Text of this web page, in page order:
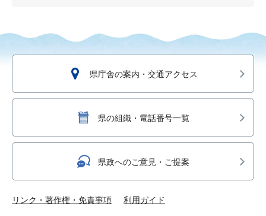
県庁舎の案内・交通アクセス
県の組織・電話番号一覧
県政へのご意見・ご提案
リンク・著作権・免責事項 利用ガイド